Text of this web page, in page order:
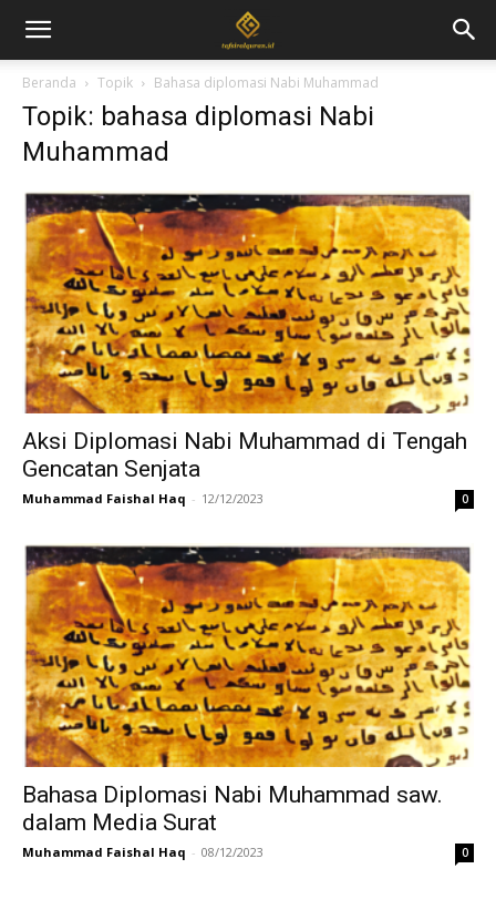
Beranda Topik Bahasa diplomasi Nabi Muhammad
Topik: bahasa diplomasi Nabi
Muhammad
Aksi Diplomasi Nabi Muhammad di Tengah
Gencatan Senjata
Muhammad Faishal Haq - 12/12/2023 0
Bahasa Diplomasi Nabi Muhammad saw.
dalam Media Surat
Muhammad Faishal Haq - 08/12/2023 0